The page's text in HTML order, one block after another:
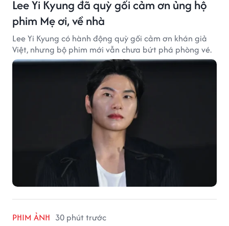
Lee Yi Kyung đã quỳ gối cảm ơn ủng hộ
phim Mẹ ơi, về nhà
Lee Yi Kyung có hành động quỳ gối cảm ơn khán giả
Việt, nhưng bộ phim mới vẫn chưa bứt phá phòng vé.
PHIM ẢNH 30 phút trước